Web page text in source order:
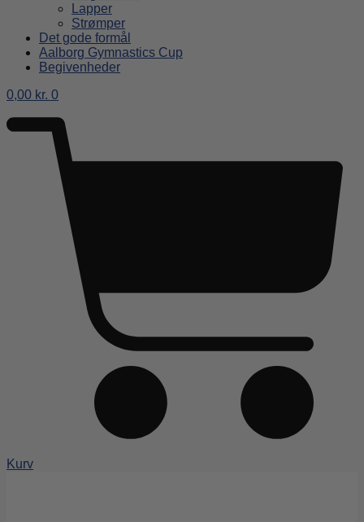
Lapper
Strømper
Det gode formål
Aalborg Gymnastics Cup
Begivenheder
0,00 kr. 0
Kurv